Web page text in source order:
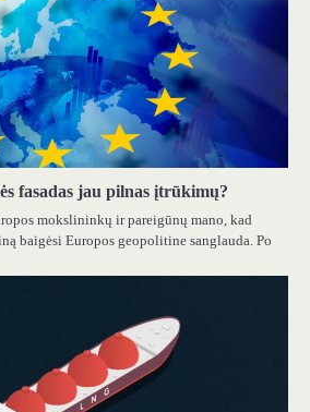
fasadas jau pilnas įtrūkimų?
mokslininkų ir pareigūnų mano, kad
baigėsi Europos geopolitine sanglauda. Po